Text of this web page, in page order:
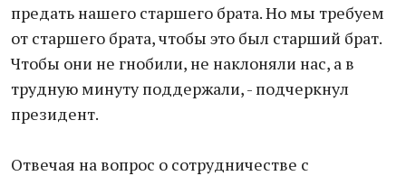
предать нашего старшего брата. Но мы требуем
от старшего брата, чтобы это был старший брат.
Чтобы они не гнобили, не наклоняли нас, а в
трудную минуту поддержали, - подчеркнул
президент.
Отвечая на вопрос о сотрудничестве с